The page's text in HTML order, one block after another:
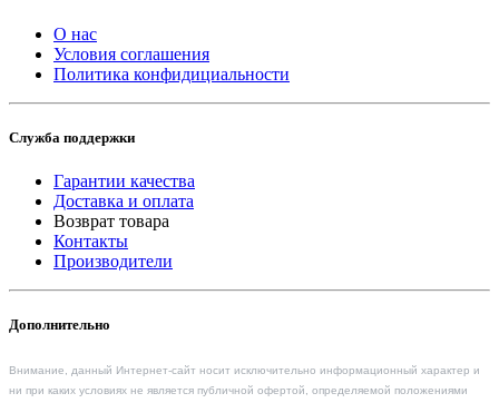
О нас
Условия соглашения
Политика конфидициальности
Служба поддержки
Гарантии качества
Доставка и оплата
Возврат товара
Контакты
Производители
Дополнительно
Внимание, данный Интернет-сайт носит исключительно информационный характер и
ни при каких условиях не является публичной офертой, определяемой положениями